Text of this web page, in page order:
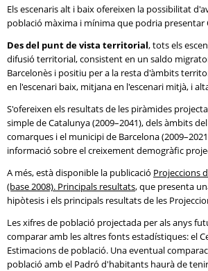
Els escenaris alt i baix ofereixen la possibilitat
població màxima i mínima que podria presentar
Des del punt de vista territorial, tots els
difusió territorial, consistent en un saldo
Barcelonès i positiu per a la resta d'àmbits
en l'escenari baix, mitjana en l'escenari mitjà, i
S'ofereixen els resultats de les piràmides
simple de Catalunya (2009–2041), dels àmbits
comarques i el municipi de Barcelona
informació sobre el creixement demogràfic
A més, està disponible la publicació Projeccions
(base 2008). Principals resultats, que presenta
hipòtesis i els principals resultats de les
Les xifres de població projectada per als anys
comparar amb les altres fonts estadístiques: el
Estimacions de població. Una eventual
població amb el Padró d'habitants haurà de